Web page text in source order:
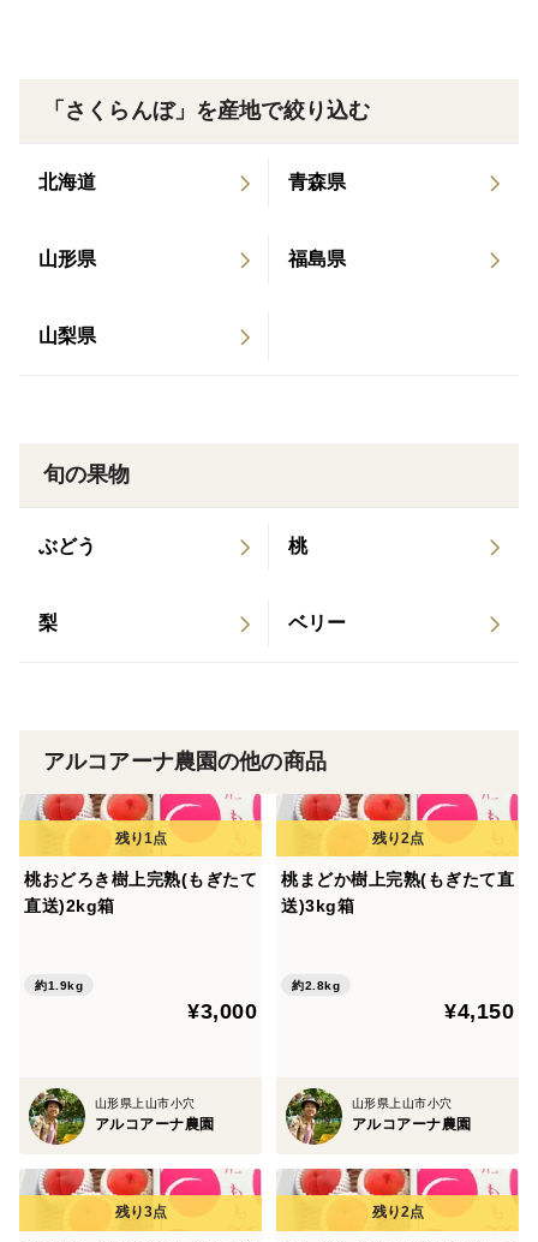
▼注文に際しての注意点（配送方法や納期指定など）
一番美味しい時にお届けしたいので、日にち指定できま
い。
(これからの天候により、収穫時期がずれる場合があり
遠慮ください
「さくらんぼ」を産地で絞り込む
北海道 青森県
山形県 福島県
山梨県
旬の果物
ぶどう 桃
梨 ベリー
アルコアーナ農園の他の商品
桃おどろき樹上完熟(もぎたて
直送)2kg箱
約1.9kg
¥3,000
山形県上山市小穴
アルコアーナ農園
桃まどか樹上完熟(もぎたて直
送)3kg箱
約2.8kg
¥4,150
山形県上山市小穴
アルコアーナ農園